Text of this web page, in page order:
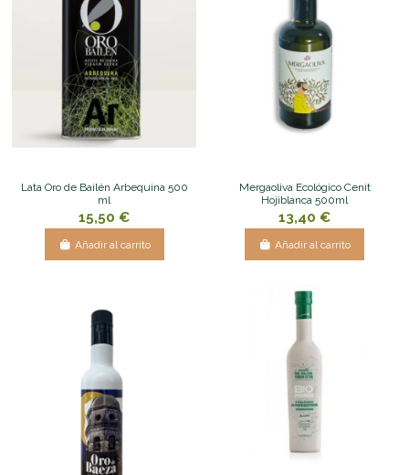
Lata Oro de Bailén Arbequina 500
ml
15,50 €
Añadir al carrito
Mergaoliva Ecológico Cenit
Hojiblanca 500ml
13,40 €
Añadir al carrito